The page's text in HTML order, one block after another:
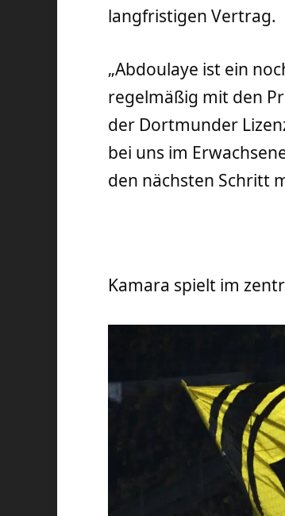
langfristigen Vertrag.
„Abdoulaye ist ein
regelmäßig mit den
der Dortmunder
bei uns im
den nächsten Schritt
Kamara spielt im